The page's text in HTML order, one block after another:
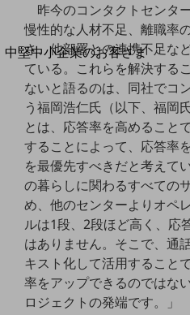
中堅中小企業のお客さま
NTTドコモビジネスウォッチ
ビジネスお役立ち情報
旬な話題やお役立ち資料などDXの課題を
解決するヒントをお届けする記事サイト
新着記事
お役立ち資料ダウンロード
トレンド記事特集
IT用語集
中堅中小企業向け
サービス・ソリューション
課題やニーズに合ったサービスをご紹介し、
中堅中小企業のビジネスをサポート！
お悩みから見つける
お悩みから見つけるTOP
昨今のコンタクトセンタ
慢性的な人材不足、離職率
さ、他部署との連携不足な
ている。これらを解決する
ないと語るのは、同社でコ
う福岡浩仁氏（以下、福岡
とは、応答率を高めること
することによって、応答率
を最優先すべきだと考えて
の暮らしに関わるすべての
め、他のセンターよりオペ
ルは1段、2段ほど高く、応
はありません。そこで、通
キスト化して活用すること
率をアップできるのではな
ロジェクトの発端です。」